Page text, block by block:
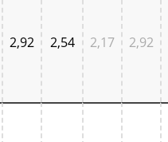
2,92 2,54 2,17 2,92